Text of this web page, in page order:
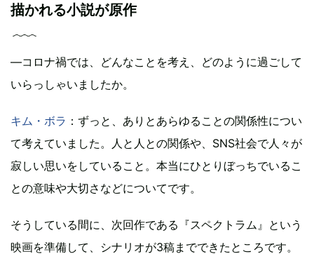
描かれる小説が原作
―コロナ禍では、どんなことを考え、どのように過ごして
いらっしゃいましたか。
キム・ボラ ：ずっと、ありとあらゆることの関係性につい
て考えていました。人と人との関係や、SNS社会で人々が
寂しい思いをしていること。本当にひとりぼっちでいるこ
との意味や大切さなどについてです。
そうしている間に、次回作である『スペクトラム』という
映画を準備して、シナリオが3稿までできたところです。